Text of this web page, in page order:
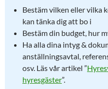
Bestäm vilken eller vilka
kan tänka dig att bo i
Bestäm din budget, hur
Ha alla dina intyg &
anställningsavtal,
osv. Läs vår artikel ”
hyresgäster”.